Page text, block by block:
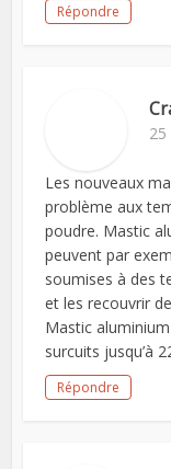
Répondre
Les nouveaux
problème aux
poudre. Mastic
peuvent par
soumises à des
et les recouvrir
Mastic
surcuits jusqu’à
Répondre